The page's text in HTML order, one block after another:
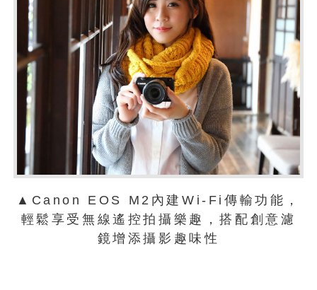
▲Canon EOS M2內建Wi-Fi傳輸功能，
輕鬆享受無線遙控拍攝樂趣，搭配創意濾
鏡增添攝影趣味性